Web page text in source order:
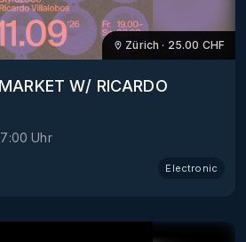
Zürich · 25.00 CHF
W/ RICARDO
Uhr
Electronic